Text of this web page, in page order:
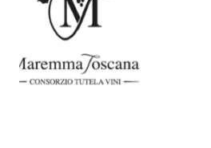
sorprendente. Marino visse in
cambiamenti culturali e sociali, e la
complessità. L'Adone è un poema
canti, composto da oltre 40.000